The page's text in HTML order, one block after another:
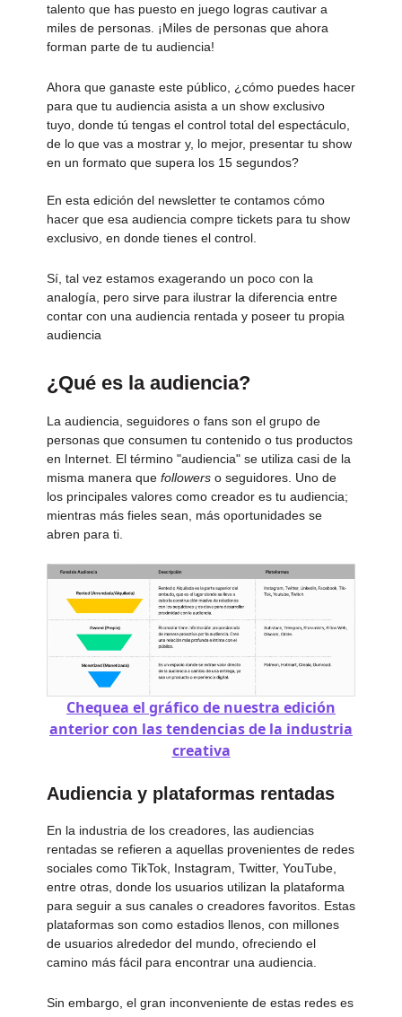
talento que has puesto en juego logras cautivar a
miles de personas. ¡Miles de personas que ahora
forman parte de tu audiencia!
Ahora que ganaste este público, ¿cómo puedes hacer
para que tu audiencia asista a un show exclusivo
tuyo, donde tú tengas el control total del espectáculo,
de lo que vas a mostrar y, lo mejor, presentar tu show
en un formato que supera los 15 segundos?
En esta edición del newsletter te contamos cómo
hacer que esa audiencia compre tickets para tu show
exclusivo, en donde tienes el control.
Sí, tal vez estamos exagerando un poco con la
analogía, pero sirve para ilustrar la diferencia entre
contar con una audiencia rentada y poseer tu propia
audiencia
¿Qué es la audiencia?
La audiencia, seguidores o fans son el grupo de
personas que consumen tu contenido o tus productos
en Internet. El término "audiencia" se utiliza casi de la
misma manera que followers o seguidores. Uno de
los principales valores como creador es tu audiencia;
mientras más fieles sean, más oportunidades se
abren para ti.
Chequea el gráfico de nuestra edición
anterior con las tendencias de la industria
creativa
Audiencia y plataformas rentadas
En la industria de los creadores, las audiencias
rentadas se refieren a aquellas provenientes de redes
sociales como TikTok, Instagram, Twitter, YouTube,
entre otras, donde los usuarios utilizan la plataforma
para seguir a sus canales o creadores favoritos. Estas
plataformas son como estadios llenos, con millones
de usuarios alrededor del mundo, ofreciendo el
camino más fácil para encontrar una audiencia.
Sin embargo, el gran inconveniente de estas redes es